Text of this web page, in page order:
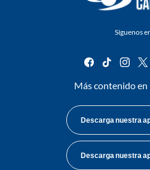
Síguenos
facebook
tiktok
Más contenido en
Descarga nuestra
Descarga nuestra